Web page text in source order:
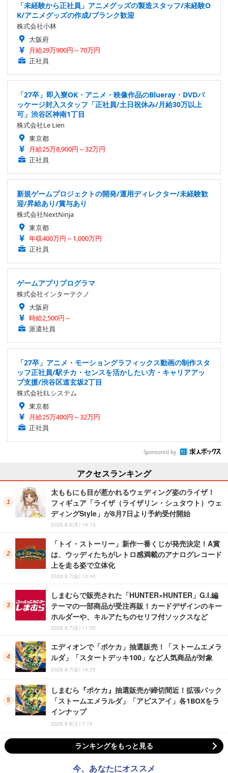
「未経験から正社員」アニメグッズの製造スタッフ/未経験O
K/アニメグッズの作成/ブランク歓迎
株式会社小林
大阪府
月給29万900円～70万円
正社員
「27卒」即入寮OK・アニメ・映像作品のBlueray・DVDパ
ッケージ封入スタッフ「正社員/土日祝休み/月給30万以上
可」渋谷区神南1丁目
株式会社Le Lien
東京都
月給25万8,900円～32万円
正社員
新規ゲームプロジェクトの開発/運用ディレクター/未経験歓
迎/昇給あり/賞与あり
株式会社NextNinja
東京都
年収400万円～1,000万円
正社員
ゲームアプリプログラマ
株式会社インターテクノ
大阪府
時給2,500円～
派遣社員
「27卒」アニメ・モーショングラフィックス動画の制作スタ
ッフ正社員/駅チカ・センスを活かしたい方・キャリアアッ
プ支援/渋谷区道玄坂2丁目
株式会社ELシステム
東京都
月給25万400円～32万円
正社員
Sponsored by
アクセスランキング
太ももにも目が惹かれるウェディング姿のライザ！
フィギュア「ライザ（ライザリン・シュタウト）ウェ
ディングStyle」が8月7日より予約受付開始
2026.8.6(木) 19:15
「トイ・ストーリー」新作一番くじが発売決定！A賞
は、ウッディたちがレトロ感満載のアナログレコード
上を走る姿で立体化
2026.8.7(金) 12:40
しまむらで販売された「HUNTER×HUNTER」G.I.編
テーマの一部商品が受注再販！カードデザインのキー
ホルダーや、キルアたちのセリフ付ソックスなど
2026.8.7(金) 11:00
エディオンで「ポケカ」抽選販売！「ストームエメラ
ルダ」「スタートデッキ100」など人気商品が対象
2026.8.7(金) 16:25
しまむら『ポケカ』抽選販売が締切間近！拡張パック
「ストームエメラルダ」「アビスアイ」各1BOXをラ
インナップ
2026.8.8(土) 7:15
ランキングをもっと見る
今、あなたにオススメ